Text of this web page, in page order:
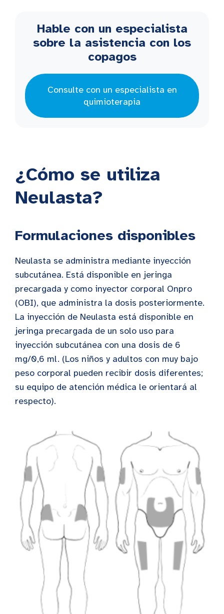
Hable con un especialista
sobre la asistencia con los
copagos
Consulte con un especialista en
quimioterapia
¿Cómo se utiliza
Neulasta?
Formulaciones disponibles
Neulasta se administra mediante inyección
subcutánea. Está disponible en jeringa
precargada y como inyector corporal Onpro
(OBI), que administra la dosis posteriormente.
La inyección de Neulasta está disponible en
jeringa precargada de un solo uso para
inyección subcutánea con una dosis de 6
mg/0,6 ml. (Los niños y adultos con muy bajo
peso corporal pueden recibir dosis diferentes;
su equipo de atención médica le orientará al
respecto).